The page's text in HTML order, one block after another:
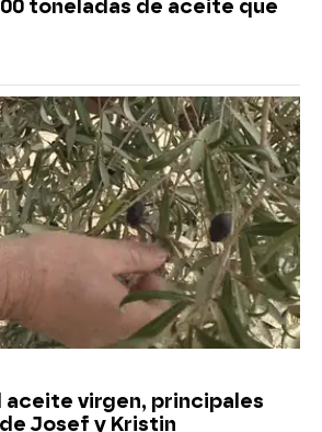
toneladas de aceite que
aceite virgen, principales
Josef y Kristin